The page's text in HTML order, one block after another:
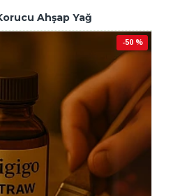
Ahşap Yağ
-50 %